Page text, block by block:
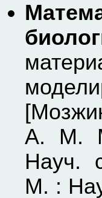
А. М.
Науч.
М. :